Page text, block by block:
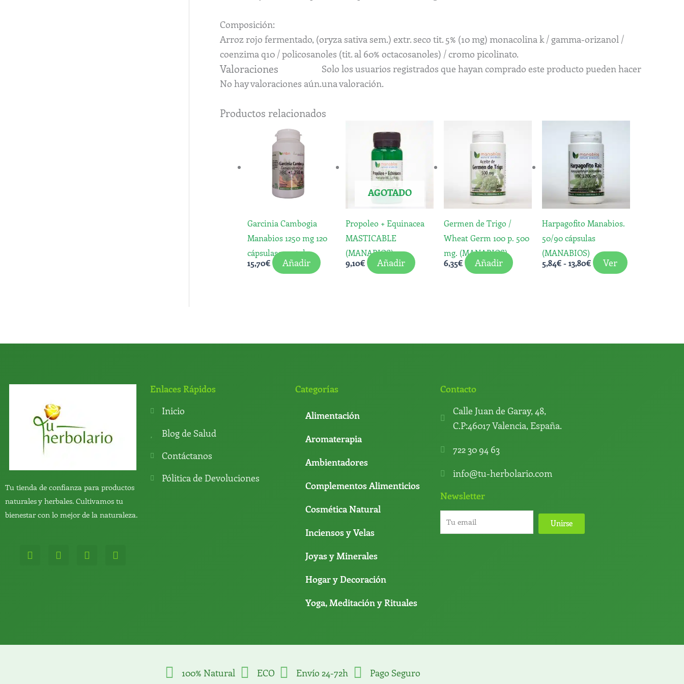
Composición:
Arroz rojo fermentado, (oryza sativa sem.) extr. seco tit. 5% (10 mg) monacolina k / gamma-orizanol /
coenzima q10 / policosanoles (tit. al 60% octacosanoles) / cromo picolinato.
Valoraciones
No hay valoraciones aún.
Solo los usuarios registrados que hayan comprado este producto pueden hacer
una valoración.
Productos relacionados
Garcinia Cambogia
Manabios 1250 mg 120
cápsulas vegetales
15,70€ Añadir
AGOTADO
Propoleo + Equinacea
MASTICABLE
(MANABIOS)
9,10€ Añadir
Germen de Trigo /
Wheat Germ 100 p. 500
mg. (MANABIOS)
6,35€ Añadir
Harpagofito Manabios.
50/90 cápsulas
(MANABIOS)
5,84€ - 13,80€
de
precios:
desde
5,84€
hasta
13,80€
Ver
elegir
Tu tienda de confianza para productos
naturales y herbales. Cultivamos tu
bienestar con lo mejor de la naturaleza.
W
h
T
e
Y
o
T
i
Enlaces Rápidos
Inicio
Blog de Salud
Contáctanos
Pólitica de Devoluciones
Categorías
Alimentación
Aromaterapia
Ambientadores
Complementos Alimenticios
Cosmética Natural
Inciensos y Velas
Joyas y Minerales
Hogar y Decoración
Yoga, Meditación y Rituales
Contacto
Calle Juan de Garay, 48,
C.P:46017 Valencia, España.
722 30 94 63
info@tu-herbolario.com
Newsletter
Unirse
100% Natural ECO Envío 24-72h Pago Seguro